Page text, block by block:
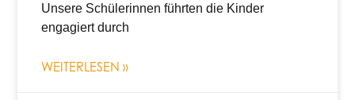
Unsere Schülerinnen führten die Kinder
engagiert durch
WEITERLESEN »